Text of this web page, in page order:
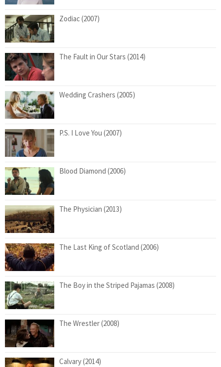
Zodiac (2007)
The Fault in Our Stars (2014)
Wedding Crashers (2005)
P.S. I Love You (2007)
Blood Diamond (2006)
The Physician (2013)
The Last King of Scotland (2006)
The Boy in the Striped Pajamas (2008)
The Wrestler (2008)
Calvary (2014)